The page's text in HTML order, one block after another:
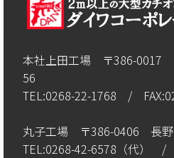
本社上田工場 〒386-0017
56
TEL:0268-22-1768 /
丸子工場 〒386-0406 長野
TEL:0268-42-6578（代） /